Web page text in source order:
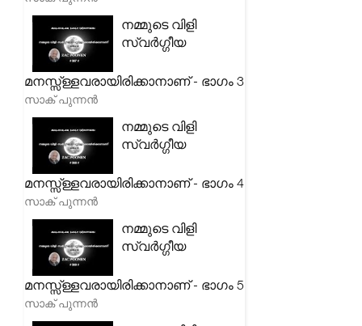
നമ്മുടെ വിളി
സ്വർഗ്ഗീയ
മനസ്സ്ള്ളവരായിരിക്കാനാണ് - ഭാഗം 3
സാക് പുന്നൻ
നമ്മുടെ വിളി
സ്വർഗ്ഗീയ
മനസ്സ്ള്ളവരായിരിക്കാനാണ് - ഭാഗം 4
സാക് പുന്നൻ
നമ്മുടെ വിളി
സ്വർഗ്ഗീയ
മനസ്സ്ള്ളവരായിരിക്കാനാണ് - ഭാഗം 5
സാക് പുന്നൻ